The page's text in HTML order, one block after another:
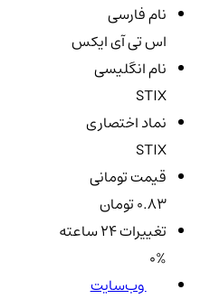
نام فارسی
اس تی آی ایکس
نام انگلیسی
STIX
نماد اختصاری
STIX
قیمت تومانی
0.83 تومان
تغییرات ۲۴ ساعته
0%
وب‌سایت